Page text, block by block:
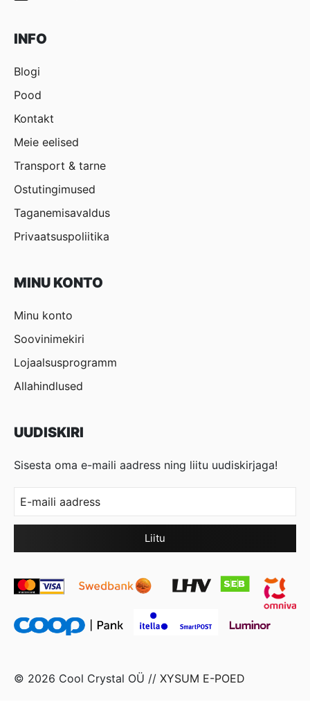
INFO
Blogi
Pood
Kontakt
Meie eelised
Transport & tarne
Ostutingimused
Taganemisavaldus
Privaatsuspoliitika
MINU KONTO
Minu konto
Soovinimekiri
Lojaalsusprogramm
Allahindlused
UUDISKIRI
Sisesta oma e-maili aadress ning liitu uudiskirjaga!
© 2026 Cool Crystal OÜ // XYSUM E-POED